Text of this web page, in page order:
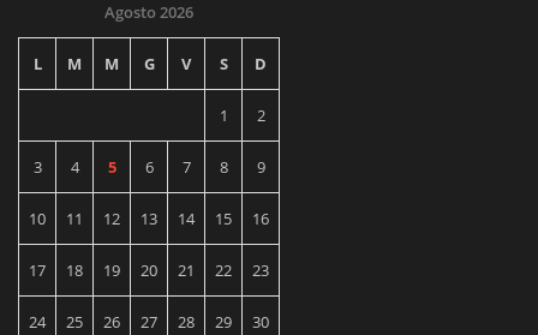
Agosto 2026
L M M G V S D
1 2
3 4 5 6 7 8 9
10 11 12 13 14 15 16
17 18 19 20 21 22 23
24 25 26 27 28 29 30